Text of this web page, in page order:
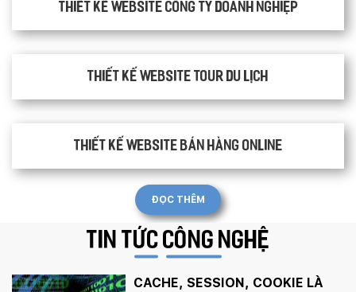
Thiết kế website công ty doanh nghiệp
Thiết kế website tour du lịch
Thiết kế website bán hàng Online
ĐỌC THÊM
TIN TỨCCÔNG NGHỆ
CACHE, SESSION, COOKIE LÀ